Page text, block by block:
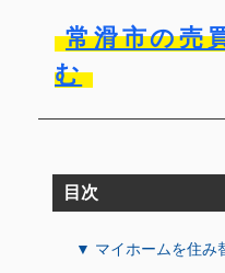
常滑市の売
む
目次
▼ マイホームを住み